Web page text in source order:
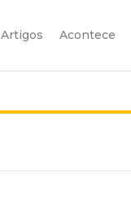
Artigos Acontece